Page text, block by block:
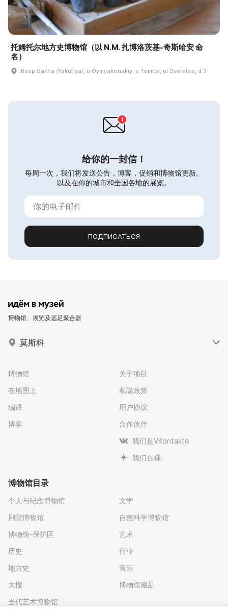
托姆托尔地方史博物馆（以 N.M. 扎博洛茨基-奇斯哈安 命
名）
Resp Sakha /Yakutiya/, u Oymyakonskiy, s Tomtor, ul Svetetsa, d 3
给你的一封信！
每周一次，我们将发送公告，博客，促销和博物馆更新。
以及在你的城市和全国各地的展览。
ПОДПИСАТЬСЯ
博物馆、展览及远足聚合器
莫斯科
博物馆
在地图上
编译
博客
关于项目
私隐政策
用户协议
合作伙伴
我们是VKontakte
我们在禅
博物馆目录
个人与纪念博物馆
剧院博物馆
博物馆-保护区
历史
地方史
大樓
当代艺术博物馆
文学
自然科学博物馆
艺术
行业
音乐
博物馆藏品